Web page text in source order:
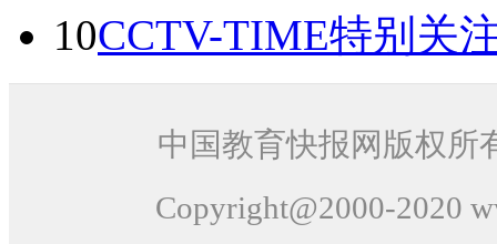
10CCTV-TIME特别关
中国教育快报网版权所
Copyright@2000-2020